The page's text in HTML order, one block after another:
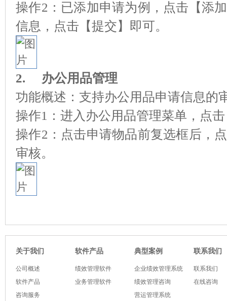
操作2：已添加申请为例，点击【添
信息，点击【提交】即可。
2.
办公用品管理
功能概述：支持办公用品申请信息的
操作1：进入办公用品管理菜单，点
操作2：点击申请物品前复选框后，
审核。
关于我们
公司概述
软件产品
咨询服务
软件产品
绩效管理软件
业务管理软件
典型案例
企业绩效管理系统
绩效管理咨询
营运管理系统
联系我们
联系我们
在线咨询